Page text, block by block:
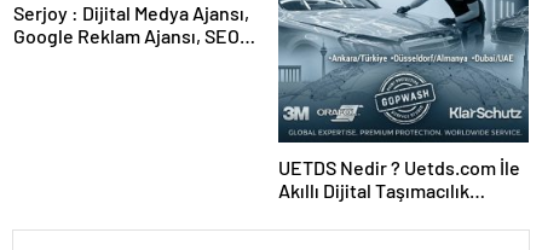
Serjoy : Dijital Medya Ajansı,
Google Reklam Ajansı, SEO
UETDS Nedir ? Uetds.com İle
Akıllı Dijital Taşımacılık